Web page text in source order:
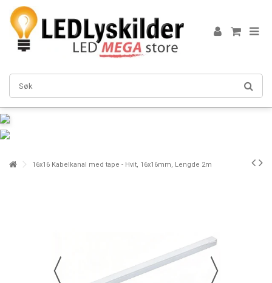
16x16 Kabelkanal med tape - Hvit, 16x16mm, Lengde 2m